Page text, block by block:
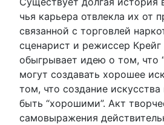
чья карьера отвлекла их от
связанной с торговлей
сценарист и режиссер
обыгрывает идею о том, что
могут создавать хорошее
том, что создание
быть “хорошими”. Акт
самовыражения